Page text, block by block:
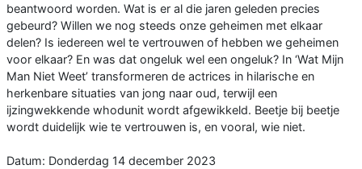
beantwoord worden. Wat is er al die jaren geleden precies
gebeurd? Willen we nog steeds onze geheimen met elkaar
delen? Is iedereen wel te vertrouwen of hebben we geheimen
voor elkaar? En was dat ongeluk wel een ongeluk? In ‘Wat Mijn
Man Niet Weet’ transformeren de actrices in hilarische en
herkenbare situaties van jong naar oud, terwijl een
ijzingwekkende whodunit wordt afgewikkeld. Beetje bij beetje
wordt duidelijk wie te vertrouwen is, en vooral, wie niet.
Datum: Donderdag 14 december 2023